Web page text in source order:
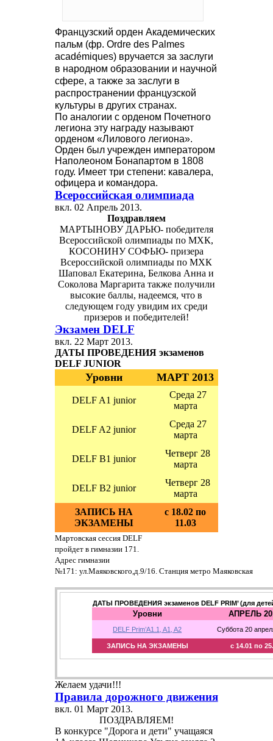
Французский орден Академических
пальм (фр. Ordre des Palmes
académiques) вручается за заслуги
в народном образовании и научной
сфере, а также за заслуги в
распространении французской
культуры в других странах.
По аналогии с орденом Почетного
легиона эту награду называют
орденом «Лилового легиона».
Орден был учрежден императором
Наполеоном Бонапартом в 1808
году. Имеет три степени: кавалера,
офицера и командора.
Всероссийская олимпиада
вкл. 02 Апрель 2013.
Поздравляем
МАРТЫНОВУ ДАРЬЮ- победителя
Всероссийской олимпиады по МХК,
КОСОНИНУ СОФЬЮ- призера
Всероссийской олимпиады по МХК
Шаповал Екатерина, Белкова Анна и
Соколова Маргарита также получили
высокие баллы, надеемся, что в
следующем году увидим их среди
призеров и победителей!
Экзамен DELF
вкл. 22 Март 2013.
ДАТЫ ПРОВЕДЕНИЯ экзаменов
DELF JUNIOR
Уровни МАРТ 2013
DELF A1 junior
Среда 27
марта
DELF A2 junior
Среда 27
марта
DELF B1 junior
Четверг 28
марта
DELF B2 junior
Четверг 28
марта
ЗАПИСЬ НА
ЭКЗАМЕНЫ
с 18.02 по
11.03
Мартовская сессия DELF
пройдет в гимназии 171.
Адрес гимназии
№171: ул.Маяковского,д.9/16. Станция метро Маяковская
ДАТЫ ПРОВЕДЕНИЯ экзаменов DELF PRIM’ (для
Уровни АПРЕЛЬ
DELF Prim’A1.1, A1, A2 Суббота 20
ЗАПИСЬ НА ЭКЗАМЕНЫ с 14.01 по
Желаем удачи!!!
Правила дорожного движения
вкл. 01 Март 2013.
ПОЗДРАВЛЯЕМ!
В конкурсе "Дорога и дети" учащаяся